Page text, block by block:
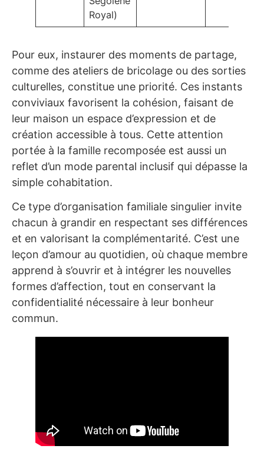
Royal)
Pour eux, instaurer des moments de partage,
comme des ateliers de bricolage ou des sorties
culturelles, constitue une priorité. Ces instants
conviviaux favorisent la cohésion, faisant de
leur maison un espace d’expression et de
création accessible à tous. Cette attention
portée à la famille recomposée est aussi un
reflet d’un mode parental inclusif qui dépasse la
simple cohabitation.
Ce type d’organisation familiale singulier invite
chacun à grandir en respectant ses différences
et en valorisant la complémentarité. C’est une
leçon d’amour au quotidien, où chaque membre
apprend à s’ouvrir et à intégrer les nouvelles
formes d’affection, tout en conservant la
confidentialité nécessaire à leur bonheur
commun.